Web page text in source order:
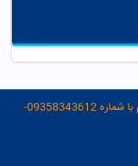
مشاوره رایگان بصورت چت در واتساپ و تلگرام با شماره 09358343612-